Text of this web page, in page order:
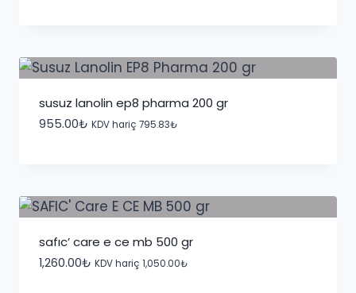
susuz lanolin ep8 pharma 200 gr
955.00₺ KDV hariç 795.83₺
safic’ care e ce mb 500 gr
1,260.00₺ KDV hariç 1,050.00₺